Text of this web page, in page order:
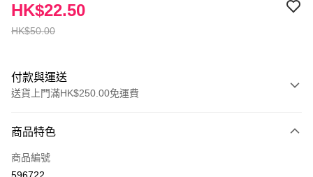
HK$50.00
HK$22.50
付款與運送
送貨上門滿HK$250.00免運費
信用卡
Apple Pay
商品特色
商品編號